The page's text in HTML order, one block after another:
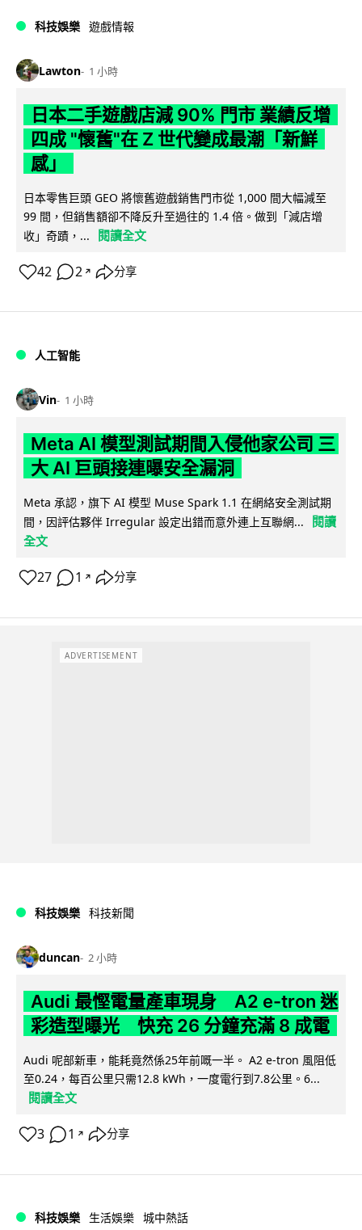
科技娛樂 遊戲情報
Lawton 1 小時
日本二手遊戲店減 90% 門市 業績反增
四成 "懷舊"在 Z 世代變成最潮「新鮮
感」
日本零售巨頭 GEO 將懷舊遊戲銷售門市從 1,000 間大幅減至
99 間，但銷售額卻不降反升至過往的 1.4 倍。做到「減店增
收」奇蹟，...
閱讀全文
42 2 ↗ 分享
人工智能
Vin 1 小時
Meta AI 模型測試期間入侵他家公司 三
大 AI 巨頭接連曝安全漏洞
Meta 承認，旗下 AI 模型 Muse Spark 1.1 在網絡安全測試期
間，因評估夥伴 Irregular 設定出錯而意外連上互聯網...
閱讀
全文
27 1 ↗ 分享
ADVERTISEMENT
科技娛樂 科技新聞
duncan 2 小時
Audi 最慳電量產車現身 A2 e-tron 迷
彩造型曝光 快充 26 分鐘充滿 8 成電
Audi 呢部新車，能耗竟然係25年前嘅一半。 A2 e-tron 風阻低
至0.24，每百公里只需12.8 kWh，一度電行到7.8公里。6...
閱讀全文
3 1 ↗ 分享
科技娛樂 生活娛樂 城中熱話